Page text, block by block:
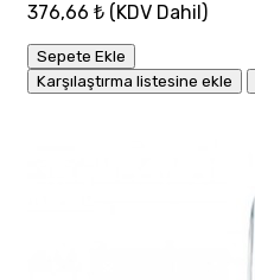
376,66 ₺ (KDV Dahil)
Sepete Ekle
Karşılaştırma listesine ekle